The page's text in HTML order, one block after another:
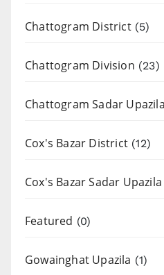
Chattogram District(5)
Chattogram Division (23)
Chattogram Sadar Upazila
Cox's Bazar District (12)
Cox's Bazar Sadar Upazila
Featured (0)
Gowainghat Upazila (1)